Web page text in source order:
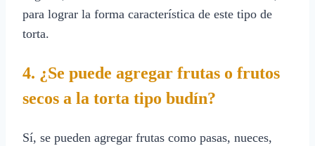
para lograr la forma característica de este tipo de
torta.
4. ¿Se puede agregar frutas o frutos
secos a la torta tipo budín?
Sí, se pueden agregar frutas como pasas, nueces,